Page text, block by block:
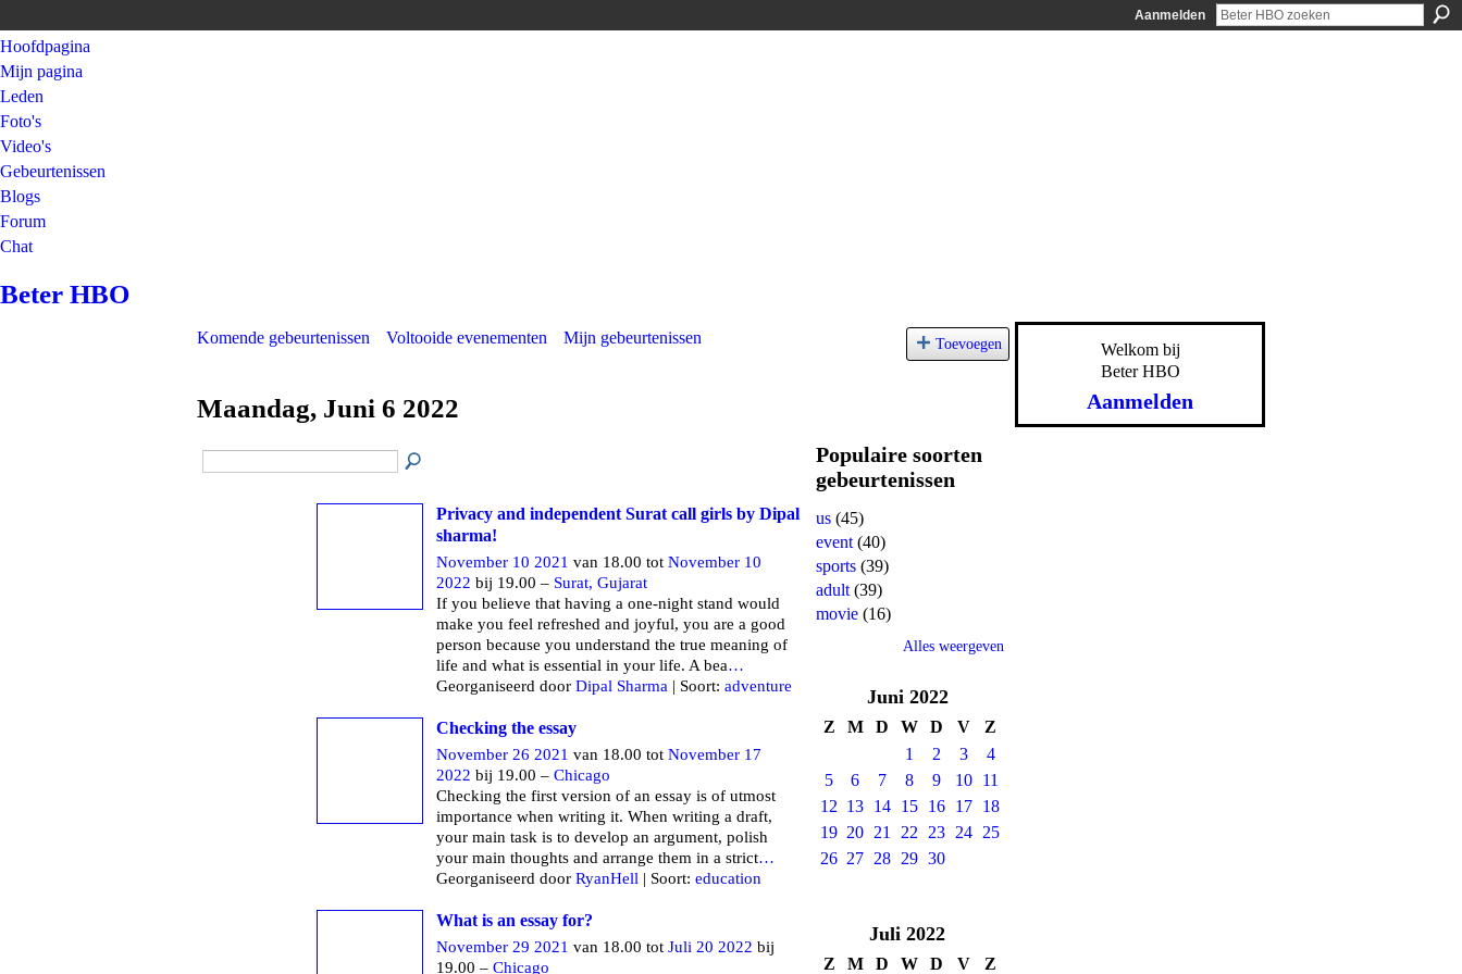
Aanmelden
Hoofdpagina
Mijn pagina
Leden
Foto's
Video's
Gebeurtenissen
Blogs
Forum
Chat
Beter HBO
Komende gebeurtenissen Voltooide evenementen Mijn gebeurtenissen Toevoegen
Maandag, Juni 6 2022
Privacy and independent Surat call girls by Dipal
sharma!
November 10 2021 van 18.00 tot November 10
2022 bij 19.00 – Surat, Gujarat
If you believe that having a one-night stand would
make you feel refreshed and joyful, you are a good
person because you understand the true meaning of
life and what is essential in your life. A bea…
Georganiseerd door Dipal Sharma | Soort: adventure
Checking the essay
November 26 2021 van 18.00 tot November 17
2022 bij 19.00 – Chicago
Checking the first version of an essay is of utmost
importance when writing it. When writing a draft,
your main task is to develop an argument, polish
your main thoughts and arrange them in a strict…
Georganiseerd door RyanHell | Soort: education
What is an essay for?
November 29 2021 van 18.00 tot Juli 20 2022 bij
19.00 – Chicago
Populaire soorten
gebeurtenissen
us (45)
event (40)
sports (39)
adult (39)
movie (16)
Alles weergeven
Juni 2022
Z M D W D V
Z
1
2 3
4
5
6 7 8 9 10
11
12 13 14 15 16 17
18
19 20 21 22 23 24
25
26 27 28 29 30
Juli 2022
Z M D W D V Z
Welkom bij
Beter HBO
Aanmelden